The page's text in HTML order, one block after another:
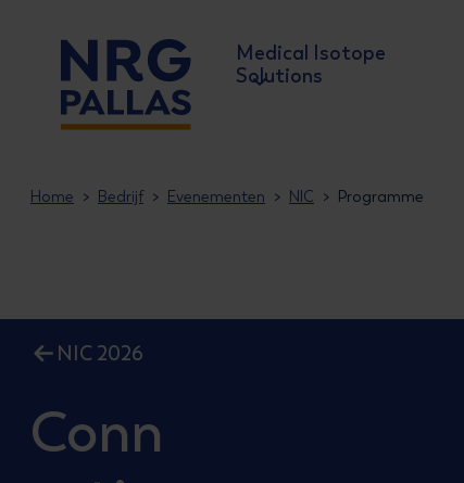
Medical Isotope
Solutions
Home Bedrijf Evenementen NIC Programme
NIC 2026
Conn